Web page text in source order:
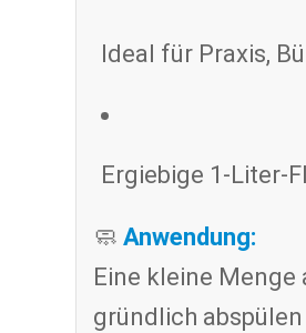
Ideal für Praxis,
Ergiebige 1-Liter-
🧼Anwendung:
Eine kleine
gründlich